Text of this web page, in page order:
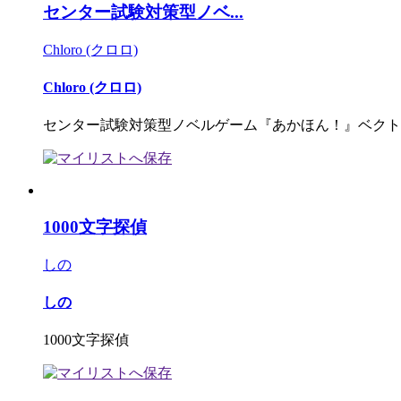
センター試験対策型ノベ...
Chloro (クロロ)
Chloro (クロロ)
センター試験対策型ノベルゲーム『あかほん！』ベク
1000文字探偵
しの
しの
1000文字探偵